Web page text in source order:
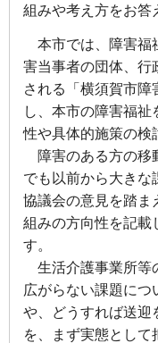
組みや考え方をお答
本市では、障害福
害当事者の団体、行
される「横須賀市障
し、本市の障害福
性や具体的施策の検
障害のある方の移
でも以前から大きな
協議会の意見を踏ま
組みの方向性を記載
す。
生活介護事業所等
広がらない課題に
や、どうすれば送迎
を、まず実態として